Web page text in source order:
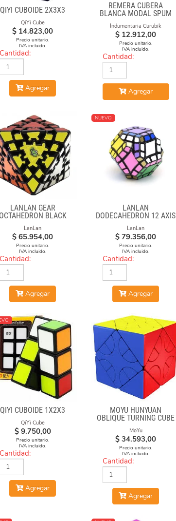
QIYI CUBOIDE 2X3X3
QiYi Cube
$ 14.823,00
Precio unitario.
IVA incluido.
Cantidad:
Agregar
REMERA CUBERA
BLANCA MODAL SPUM
CUBO CON FORMULAS
Indumentaria Curubik
$ 12.912,00
Precio unitario.
IVA incluido.
Cantidad:
Agregar
LANLAN GEAR
OCTAHEDRON BLACK
LanLan
$ 65.954,00
Precio unitario.
IVA incluido.
Cantidad:
Agregar
NUEVO
LANLAN
DODECAHEDRON 12 AXIS
LanLan
$ 79.356,00
Precio unitario.
IVA incluido.
Cantidad:
Agregar
QIYI CUBOIDE 1X2X3
QiYi Cube
$ 9.750,00
Precio unitario.
IVA incluido.
Cantidad:
Agregar
MOYU HUNYUAN
OBLIQUE TURNING CUBE
2 MIUP SKEWB
MoYu
$ 34.593,00
Precio unitario.
IVA incluido.
Cantidad:
Agregar